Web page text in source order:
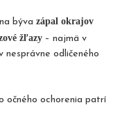
býva zápal okrajov
žľazy – najmä v
nesprávne odličeného
očného ochorenia patrí